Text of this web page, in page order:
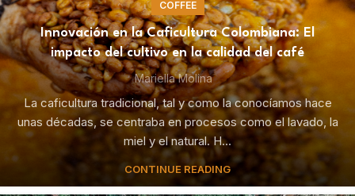
COFFEE
Innovación en la Caficultura Colombiana: El
impacto del cultivo en la calidad del café
Mariella Molina
La caficultura tradicional, tal y como la conocíamos hace
unas décadas, se centraba en procesos como el lavado, la
miel y el natural. H...
CONTINUE READING